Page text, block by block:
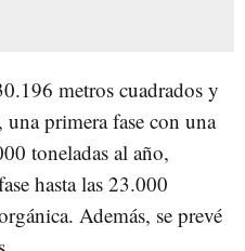
metros cuadrados y
una primera fase con una
toneladas al año,
hasta las 23.000
Además, se prevé